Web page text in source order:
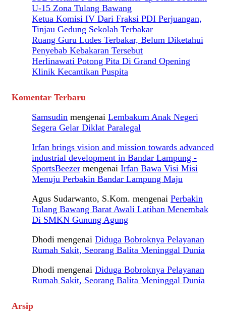
U-15 Zona Tulang Bawang
Ketua Komisi IV Dari Fraksi PDI Perjuangan,
Tinjau Gedung Sekolah Terbakar
Ruang Guru Ludes Terbakar, Belum Diketahui
Penyebab Kebakaran Tersebut
Herlinawati Potong Pita Di Grand Opening
Klinik Kecantikan Puspita
Komentar Terbaru
Samsudin mengenai Lembakum Anak Negeri
Segera Gelar Diklat Paralegal
Irfan brings vision and mission towards advanced
industrial development in Bandar Lampung -
SportsBeezer mengenai Irfan Bawa Visi Misi
Menuju Perbakin Bandar Lampung Maju
Agus Sudarwanto, S.Kom. mengenai Perbakin
Tulang Bawang Barat Awali Latihan Menembak
Di SMKN Gunung Agung
Dhodi mengenai Diduga Bobroknya Pelayanan
Rumah Sakit, Seorang Balita Meninggal Dunia
Dhodi mengenai Diduga Bobroknya Pelayanan
Rumah Sakit, Seorang Balita Meninggal Dunia
Arsip